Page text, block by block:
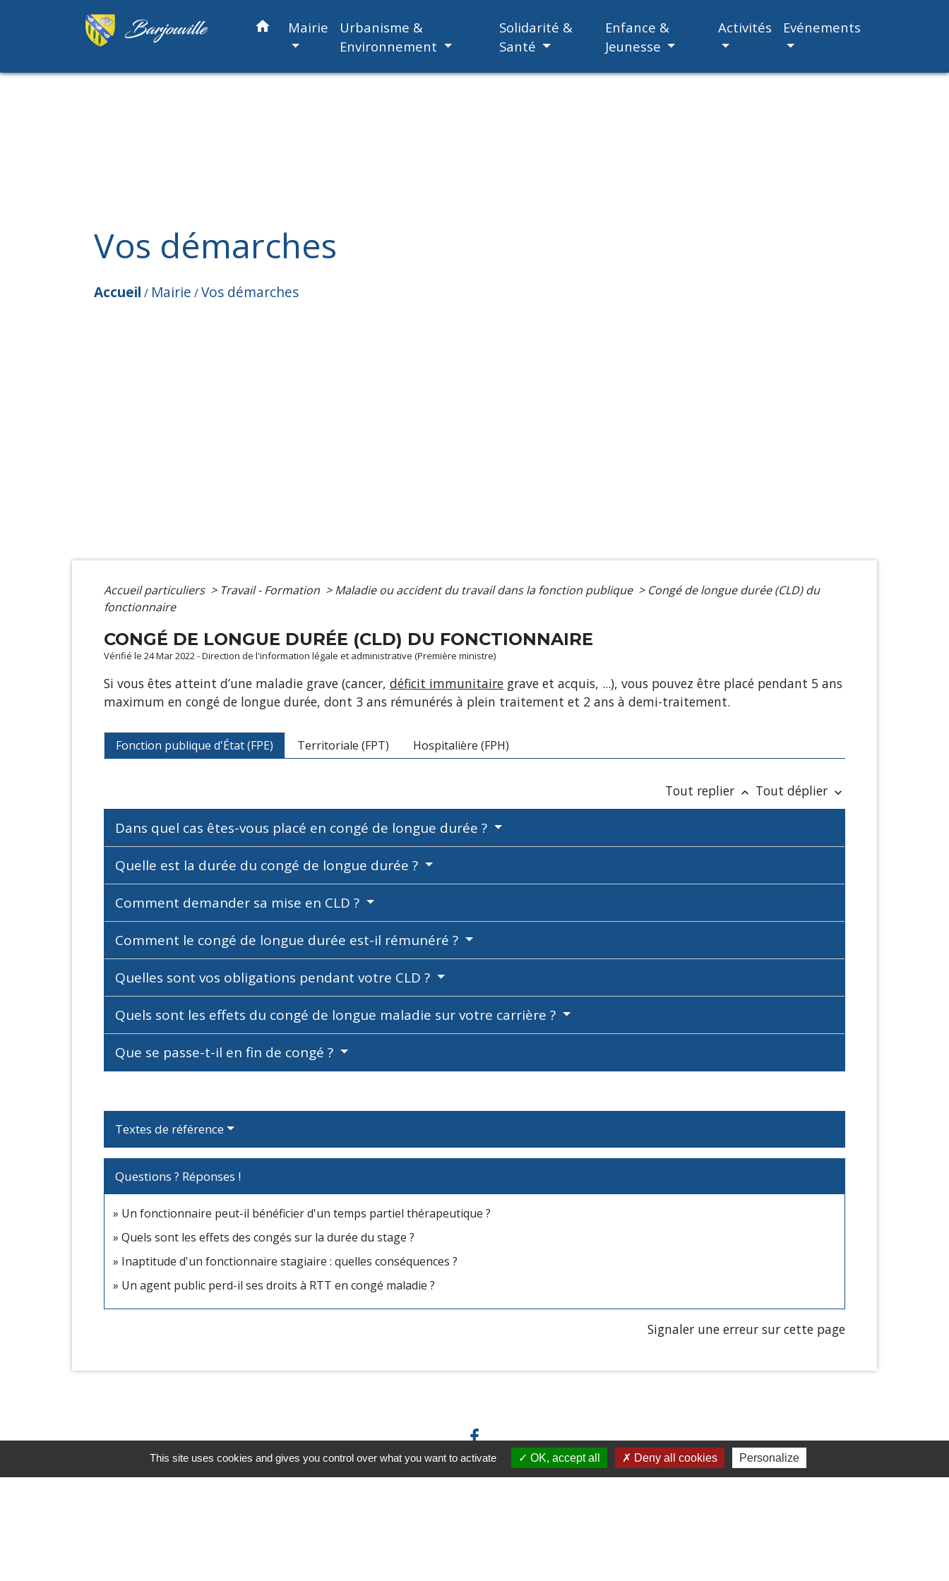
home Mairie
Urbanisme &
Environnement
Solidarité &
Santé
Enfance &
Jeunesse
Activités Evénements
Vos démarches
Accueil / Mairie /Vos démarches
Accueil particuliers > Travail - Formation > Maladie ou accident du travail dans la fonction publique > Congé de longue durée (CLD) du
fonctionnaire
CONGÉ DE LONGUE DURÉE (CLD) DU FONCTIONNAIRE
Vérifié le 24 Mar 2022 - Direction de l'information légale et administrative (Première ministre)
Si vous êtes atteint d’une maladie grave (cancer, déficit immunitaire grave et acquis, ...), vous pouvez être placé pendant 5 ans
maximum en congé de longue durée, dont 3 ans rémunérés à plein traitement et 2 ans à demi-traitement.
Fonction publique d'État (FPE) Territoriale (FPT) Hospitalière (FPH)
Tout replier keyboard_arrow_up Tout déplier keyboard_arrow_down
Dans quel cas êtes-vous placé en congé de longue durée ?
Quelle est la durée du congé de longue durée ?
Comment demander sa mise en CLD ?
Comment le congé de longue durée est-il rémunéré ?
Quelles sont vos obligations pendant votre CLD ?
Quels sont les effets du congé de longue maladie sur votre carrière ?
Que se passe-t-il en fin de congé ?
Textes de référence
Questions ? Réponses !
Un fonctionnaire peut-il bénéficier d'un temps partiel thérapeutique ?
Quels sont les effets des congés sur la durée du stage ?
Inaptitude d'un fonctionnaire stagiaire : quelles conséquences ?
Un agent public perd-il ses droits à RTT en congé maladie ?
Signaler une erreur sur cette page
This site uses cookies and gives you control over what you want to activate OK, accept all Deny all cookies Personalize